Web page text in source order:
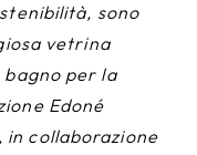
sono
vetrina
per la
Edoné
in collaborazione